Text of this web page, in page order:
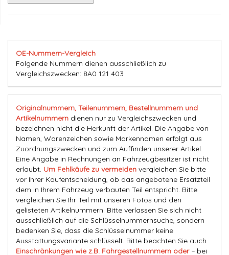
OE-Nummern-Vergleich
Folgende Nummern dienen ausschließlich zu
Vergleichszwecken: 8A0 121 403
Originalnummern, Teilenummern, Bestellnummern und
Artikelnummern dienen nur zu Vergleichszwecken und
bezeichnen nicht die Herkunft der Artikel. Die Angabe von
Namen, Warenzeichen sowie Markennamen erfolgt aus
Zuordnungszwecken und zum Auffinden unserer Artikel.
Eine Angabe in Rechnungen an Fahrzeugbesitzer ist nicht
erlaubt. Um Fehlkäufe zu vermeiden vergleichen Sie bitte
vor Ihrer Kaufentscheidung, ob das angebotene Ersatzteil
dem in Ihrem Fahrzeug verbauten Teil entspricht. Bitte
vergleichen Sie Ihr Teil mit unseren Fotos und den
gelisteten Artikelnummern. Bitte verlassen Sie sich nicht
ausschließlich auf die Schlüsselnummernsuche, sondern
bedenken Sie, dass die Schlüsselnummer keine
Ausstattungsvariante schlüsselt. Bitte beachten Sie auch
Einschränkungen wie z.B. Fahrgestellnummern oder− bei